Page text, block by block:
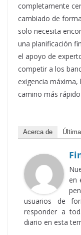
completamente
cambiado de
solo necesita
una planificación
el apoyo de
competir a los
exigencia máxima,
camino más
Acerca de
en
usuarios de
responder a
diario en esta